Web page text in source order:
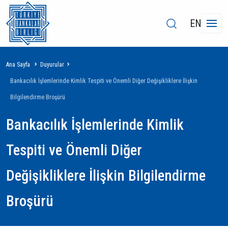
EN
Sayfa
yolu
Ana Sayfa Duyurular
Bankacılık İşlemlerinde Kimlik Tespiti ve Önemli Diğer Değişikliklere İlişkin
Bilgilendirme Broşürü
Bankacılık İşlemlerinde Kimlik
Tespiti ve Önemli Diğer
Değişikliklere İlişkin Bilgilendirme
Broşürü